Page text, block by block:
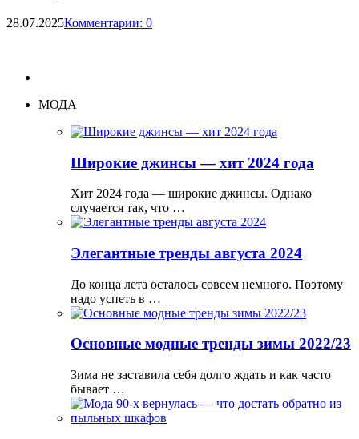
28.07.2025Комментарии: 0
МОДА
Широкие джинсы — хит 2024 года
Хит 2024 года — широкие джинсы. Однако
случается так, что …
Элегантные тренды августа 2024
До конца лета осталось совсем немного. Поэтому
надо успеть в …
Основные модные тренды зимы 2022/23
Зима не заставила себя долго ждать и как часто
бывает …